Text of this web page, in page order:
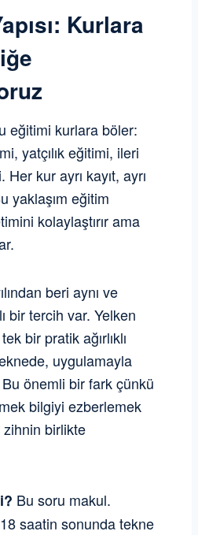
Kurlara
eğitimi kurlara böler:
yatçılık eğitimi, ileri
kur ayrı kayıt, ayrı
yaklaşım eğitim
kolaylaştırır ama
beri aynı ve
bir tercih var. Yelken
bir pratik ağırlıklı
uygulamayla
Bu önemli bir fark çünkü
bilgiyi ezberlemek
birlikte
Bu soru makul.
saatin sonunda tekne